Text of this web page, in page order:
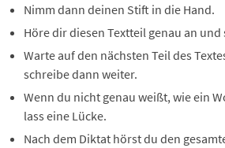
Nimm dann deinen Stift in die Hand.
Höre dir diesen Textteil genau an
Warte auf den nächsten Teil des
schreibe dann weiter.
Wenn du nicht genau weißt, wie ein
lass eine Lücke.
Nach dem Diktat hörst du den